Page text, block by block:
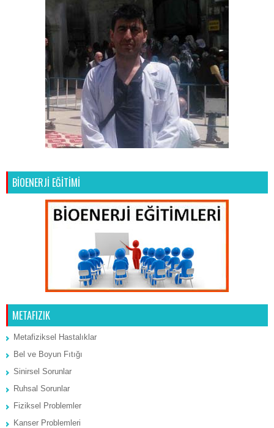
BİOENERJİ EĞİTİMİ
METAFIZIK
Metafiziksel Hastalıklar
Bel ve Boyun Fıtığı
Sinirsel Sorunlar
Ruhsal Sorunlar
Fiziksel Problemler
Kanser Problemleri